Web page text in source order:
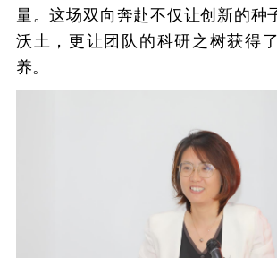
量。这场双向奔赴不仅让创新的种
沃土，更让团队的科研之树获得
养。